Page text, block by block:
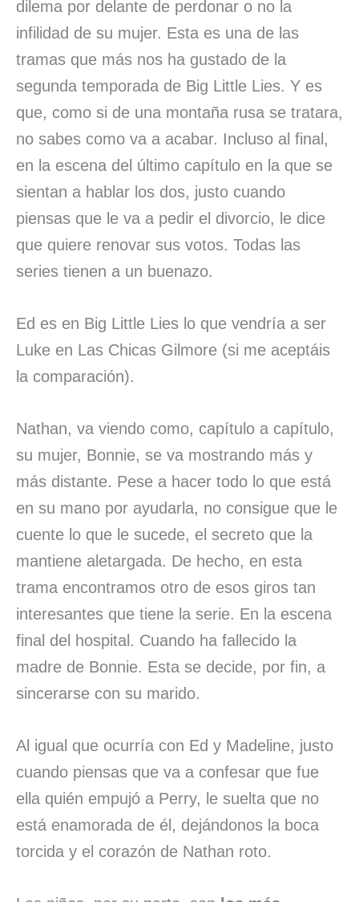
dilema por delante de perdonar o no la
infilidad de su mujer. Esta es una de las
tramas que más nos ha gustado de la
segunda temporada de Big Little Lies. Y es
que, como si de una montaña rusa se tratara,
no sabes como va a acabar. Incluso al final,
en la escena del último capítulo en la que se
sientan a hablar los dos, justo cuando
piensas que le va a pedir el divorcio, le dice
que quiere renovar sus votos. Todas las
series tienen a un buenazo.
Ed es en Big Little Lies lo que vendría a ser
Luke en Las Chicas Gilmore (si me aceptáis
la comparación).
Nathan, va viendo como, capítulo a capítulo,
su mujer, Bonnie, se va mostrando más y
más distante. Pese a hacer todo lo que está
en su mano por ayudarla, no consigue que le
cuente lo que le sucede, el secreto que la
mantiene aletargada. De hecho, en esta
trama encontramos otro de esos giros tan
interesantes que tiene la serie. En la escena
final del hospital. Cuando ha fallecido la
madre de Bonnie. Esta se decide, por fin, a
sincerarse con su marido.
Al igual que ocurría con Ed y Madeline, justo
cuando piensas que va a confesar que fue
ella quién empujó a Perry, le suelta que no
está enamorada de él, dejándonos la boca
torcida y el corazón de Nathan roto.